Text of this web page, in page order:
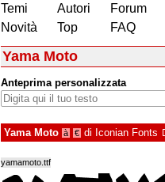
Temi
Novità
Autori
Top
Forum
FAQ
Yama Moto
Anteprima personalizzata
Yama Moto à € di Iconian Fonts
yamamoto.ttf